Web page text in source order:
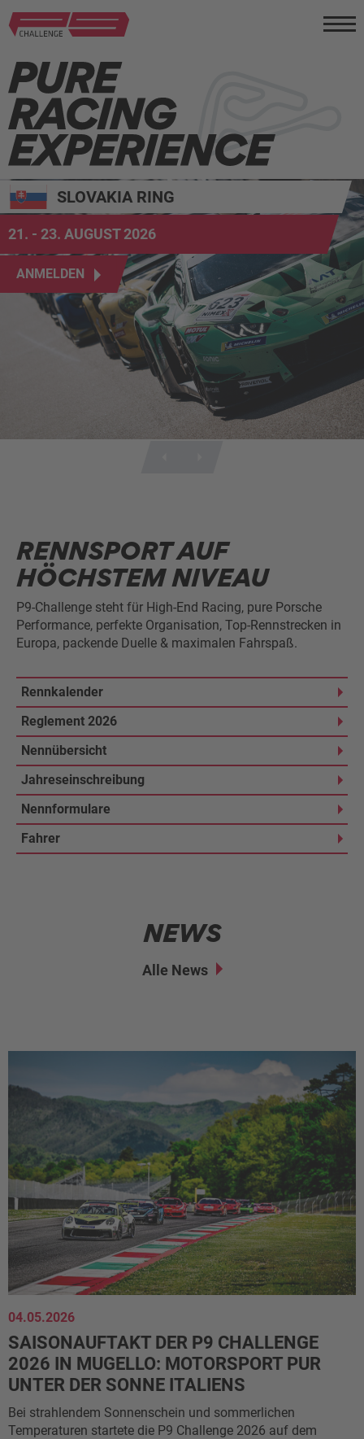
21. - 23. AUGUST 2026
SLOVAKIA RING
11. - 13. SEPTEMBER 2026
ANMELDEN
BRÜNN
RENNSPORT AUF
HÖCHSTEM NIVEAU
P9-Challenge steht für High-End Racing, pure Porsche
Performance, perfekte Organisation, Top-Rennstrecken in
Europa, packende Duelle & maximalen Fahrspaß.
Rennkalender
Reglement 2026
Nennübersicht
Jahreseinschreibung
Nennformulare
Fahrer
NEWS
Alle News
04.05.2026
SAISONAUFTAKT DER P9 CHALLENGE
2026 IN MUGELLO: MOTORSPORT PUR
UNTER DER SONNE ITALIENS
Bei strahlendem Sonnenschein und sommerlichen
Temperaturen startete die P9 Challenge 2026 auf dem